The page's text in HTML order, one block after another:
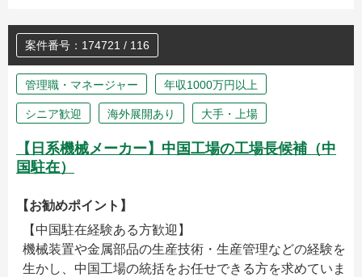
案件番号：174721 / 116
管理職・マネージャー 年収1000万円以上
シニア歓迎 海外展開あり 大手・上場
【日系機械メーカー】中国工場の工場長候補（中
国駐在）
【お勧めポイント】
【中国駐在経験ある方歓迎】
機械装置や金属部品の生産技術・生産管理などの経験を
生かし、中国工場の統括をお任せできる方を求めていま